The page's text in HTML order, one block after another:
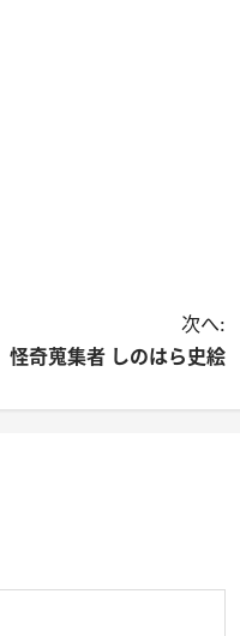
次へ:
怪奇蒐集者 しのはら史絵